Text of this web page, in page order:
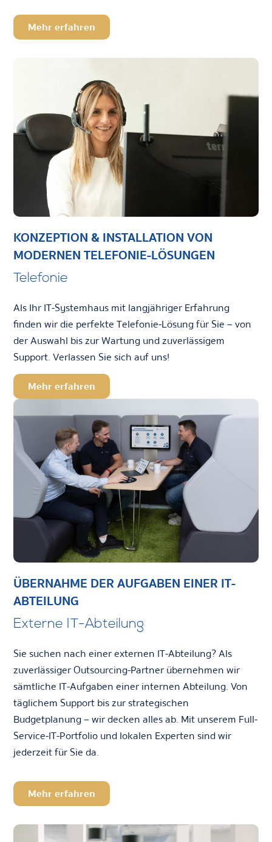
Mehr erfahren
KONZEPTION & INSTALLATION VON
MODERNEN TELEFONIE-LÖSUNGEN
Telefonie
Als Ihr IT-Systemhaus mit langjähriger Erfahrung
finden wir die perfekte Telefonie-Lösung für Sie – von
der Auswahl bis zur Wartung und zuverlässigem
Support. Verlassen Sie sich auf uns!
Mehr erfahren
ÜBERNAHME DER AUFGABEN EINER IT-
ABTEILUNG
Externe IT-Abteilung
Sie suchen nach einer externen IT-Abteilung? Als
zuverlässiger Outsourcing-Partner übernehmen wir
sämtliche IT-Aufgaben einer internen Abteilung. Von
täglichem Support bis zur strategischen
Budgetplanung – wir decken alles ab. Mit unserem Full-
Service-IT-Portfolio und lokalen Experten sind wir
jederzeit für Sie da.
Mehr erfahren